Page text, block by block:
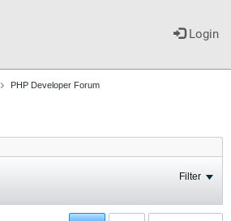
Login
PHP Developer Forum
Filter